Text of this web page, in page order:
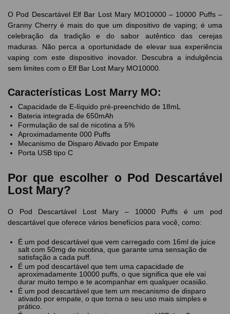
O Pod Descartável Elf Bar Lost Mary MO10000 – 10000 Puffs –
Granny Cherry é mais do que um dispositivo de vaping; é uma
celebração da tradição e do sabor autêntico das cerejas
maduras. Não perca a oportunidade de elevar sua experiência
vaping com este dispositivo inovador. Descubra a indulgência
sem limites com o Elf Bar Lost Mary MO10000.
Características Lost Marry MO:
Capacidade de E-líquido pré-preenchido de 18mL
Bateria integrada de 650mAh
Formulação de sal de nicotina a 5%
Aproximadamente 000 Puffs
Mecanismo de Disparo Ativado por Empate
Porta USB tipo C
Por que escolher o Pod Descartável
Lost Mary?
O Pod Descartável Lost Mary – 10000 Puffs é um pod
descartável que oferece vários benefícios para você, como:
É um pod descartável que vem carregado com 16ml de juice
salt com 50mg de nicotina, que garante uma sensação de
satisfação a cada puff.
É um pod descartável que tem uma capacidade de
aproximadamente 10000 puffs, o que significa que ele vai
durar muito tempo e te acompanhar em qualquer ocasião.
É um pod descartável que tem um mecanismo de disparo
ativado por empate, o que torna o seu uso mais simples e
prático.